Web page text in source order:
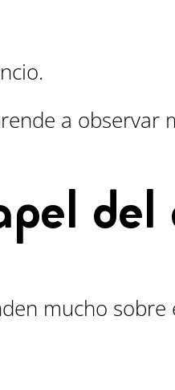
a observar
mucho